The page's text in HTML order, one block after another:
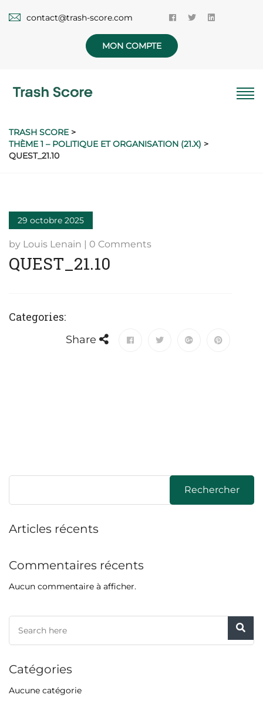
contact@trash-score.com
MON COMPTE
TRASH SCORE>
THÈME 1 – POLITIQUE ET ORGANISATION (21.X) >
QUEST_21.10
29 octobre 2025
by Louis Lenain | 0 Comments
QUEST_21.10
Categories:
Share
Rechercher
Articles récents
Commentaires récents
Aucun commentaire à afficher.
Catégories
Aucune catégorie